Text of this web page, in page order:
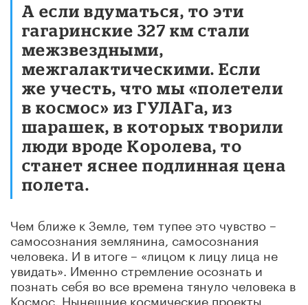
А если вдуматься, то эти
гагаринские 327 км стали
межзвездными,
межгалактическими. Если
же учесть, что мы «полетели
в космос» из ГУЛАГа, из
шарашек, в которых творили
люди вроде Королева, то
станет яснее подлинная цена
полета.
Чем ближе к Земле, тем тупее это чувство –
самосознания землянина, самосознания
человека. И в итоге – «лицом к лицу лица не
увидать». Именно стремление осознать и
познать себя во все времена тянуло человека в
Космос. Нынешние космические проекты,